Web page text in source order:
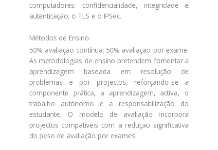
computadores: confidencialidade, integridade e
autenticação; o TLS e o IPSec.
Métodos de Ensino
50% avaliação contínua; 50% avaliação por exame.
As metodologias de ensino pretendem fomentar a
aprendizagem baseada em resolução de
problemas e por projectos, reforçando-se a
componente prática, a aprendizagem, activa, o
trabalho autónomo e a responsabilização do
estudante. O modelo de avaliação incorpora
projectos compatíveis com a redução significativa
do peso de avaliação por exames.